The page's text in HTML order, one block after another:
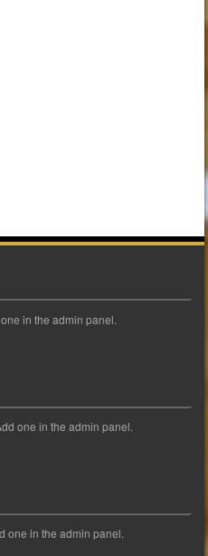
in the admin panel.
one in the admin panel.
one in the admin panel.